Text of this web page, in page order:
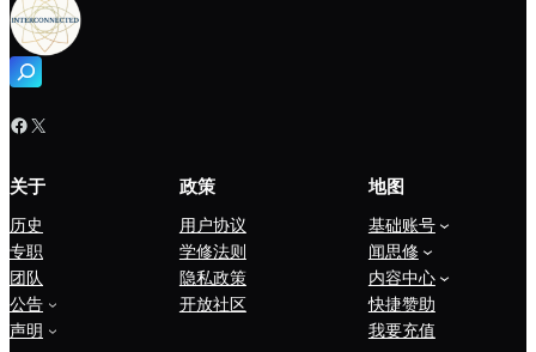
搜
索
Facebook X
关于
历史
专职
团队
公告
声明
政策
用户协议
学修法则
隐私政策
开放社区
地图
基础账号
闻思修
内容中心
快捷赞助
我要充值